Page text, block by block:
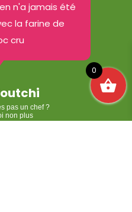
n'a jamais été
la farine de
cru
pas un chef ?
non plus
0